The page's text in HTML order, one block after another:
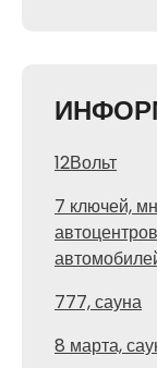
12Вольт
7 ключей,
777, сауна
8 марта,